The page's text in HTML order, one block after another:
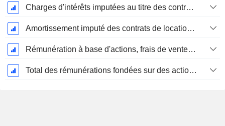
Charges d'intérêts imputées au titre des contrats de location
Amortissement imputé des contrats de location simple
Rémunération à base d'actions, frais de vente et d'administration (total)
Total des rémunérations fondées sur des actions